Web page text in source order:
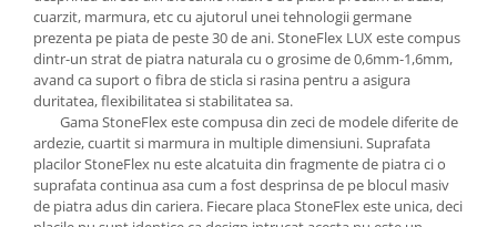
cuarzit, marmura, etc cu ajutorul unei tehnologii germane
prezenta pe piata de peste 30 de ani. StoneFlex LUX este compus
dintr-un strat de piatra naturala cu o grosime de 0,6mm-1,6mm,
avand ca suport o fibra de sticla si rasina pentru a asigura
duritatea, flexibilitatea si stabilitatea sa.
Gama StoneFlex este compusa din zeci de modele diferite de
ardezie, cuartit si marmura in multiple dimensiuni. Suprafata
placilor StoneFlex nu este alcatuita din fragmente de piatra ci o
suprafata continua asa cum a fost desprinsa de pe blocul masiv
de piatra adus din cariera. Fiecare placa StoneFlex este unica, deci